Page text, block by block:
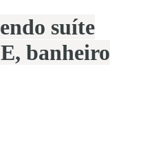
suíte
banheiro